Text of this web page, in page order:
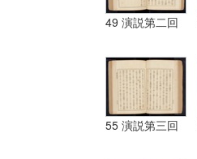
49 演説第二回
55 演説第三回